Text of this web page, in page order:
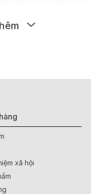
tay khi sử dụng,
sinh. Máy sấy bát giúp
sinh hoạt hằng ngày
xã hội